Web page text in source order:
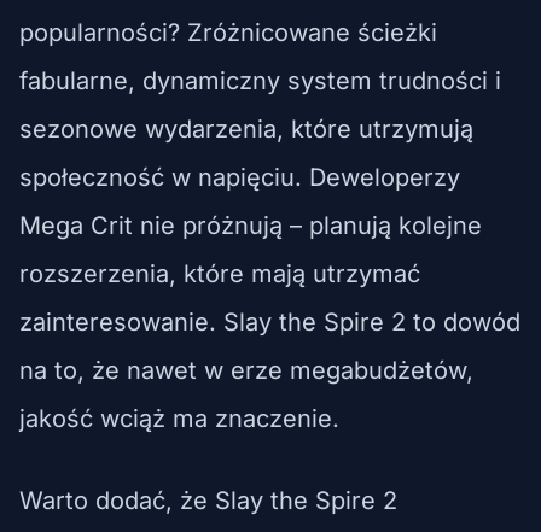
popularności? Zróżnicowane ścieżki
fabularne, dynamiczny system trudności i
sezonowe wydarzenia, które utrzymują
społeczność w napięciu. Deweloperzy
Mega Crit nie próżnują – planują kolejne
rozszerzenia, które mają utrzymać
zainteresowanie. Slay the Spire 2 to dowód
na to, że nawet w erze megabudżetów,
jakość wciąż ma znaczenie.
Warto dodać, że Slay the Spire 2